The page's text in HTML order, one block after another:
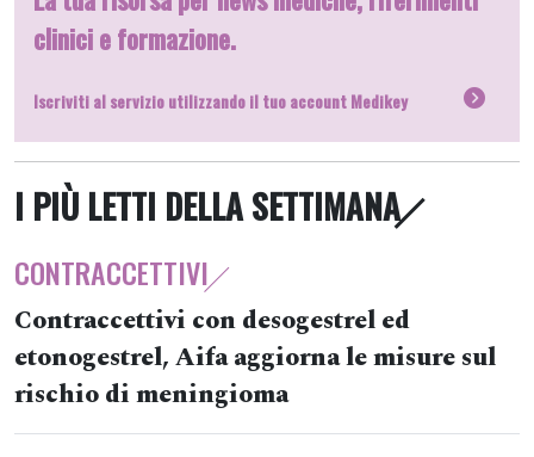
clinici e formazione.
Iscriviti al servizio utilizzando il tuo account Medikey
I PIÙ LETTI DELLA SETTIMANA
CONTRACCETTIVI
Contraccettivi con desogestrel ed
etonogestrel, Aifa aggiorna le misure sul
rischio di meningioma